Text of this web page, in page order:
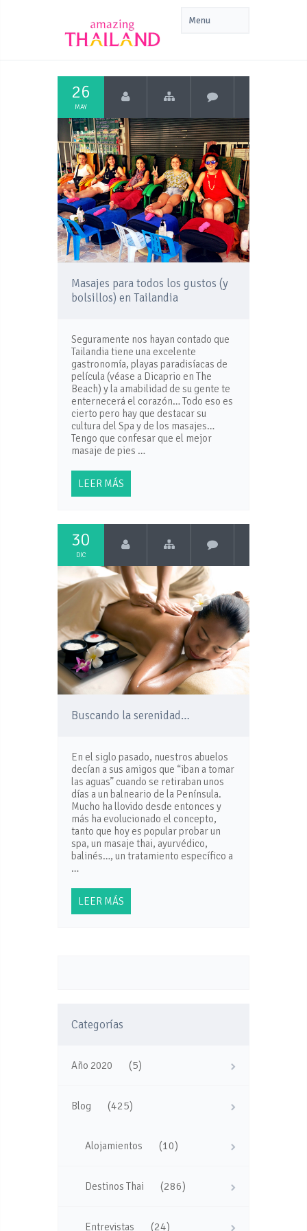
26
MAY
Masajes para todos los gustos (y
bolsillos) en Tailandia
Seguramente nos hayan contado que
Tailandia tiene una excelente
gastronomía, playas paradisíacas de
película (véase a Dicaprio en The
Beach) y la amabilidad de su gente te
enternecerá el corazón… Todo eso es
cierto pero hay que destacar su
cultura del Spa y de los masajes…
Tengo que confesar que el mejor
masaje de pies …
LEER MÁS
30
DIC
Buscando la serenidad…
En el siglo pasado, nuestros abuelos
decían a sus amigos que “iban a tomar
las aguas” cuando se retiraban unos
días a un balneario de la Península.
Mucho ha llovido desde entonces y
más ha evolucionado el concepto,
tanto que hoy es popular probar un
spa, un masaje thai, ayurvédico,
balinés…, un tratamiento específico a
…
LEER MÁS
Categorías
Año 2020 (5)
Blog (425)
Alojamientos (10)
Destinos Thai (286)
Entrevistas (24)